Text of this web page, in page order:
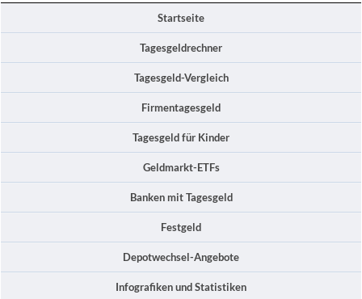
Startseite
Tagesgeldrechner
Tagesgeld-Vergleich
Firmentagesgeld
Tagesgeld für Kinder
Geldmarkt-ETFs
Banken mit Tagesgeld
Festgeld
Depotwechsel-Angebote
Infografiken und Statistiken